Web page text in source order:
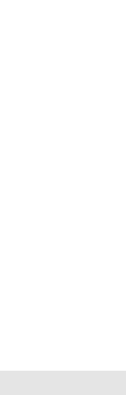
préférences pour